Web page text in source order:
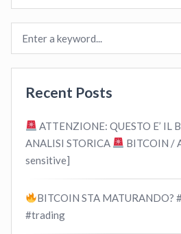
Recent Posts
ATTENZIONE: QUESTO E’ IL
ANALISI STORICA
BITCOIN /
sensitive]
BITCOIN STA MATURANDO?
#trading